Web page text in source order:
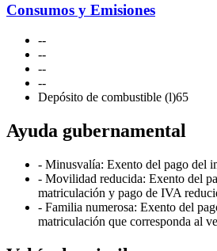
Consumos y Emisiones
--
--
--
--
Depósito de combustible (l)65
Ayuda gubernamental
- Minusvalía: Exento del pago del
- Movilidad reducida: Exento del
matriculación y pago de IVA
- Familia numerosa: Exento del
matriculación que corresponda al